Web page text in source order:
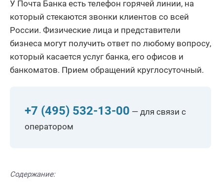
У Почта Банка есть телефон горячей линии, на
который стекаются звонки клиентов со всей
России. Физические лица и представители
бизнеса могут получить ответ по любому вопросу,
который касается услуг банка, его офисов и
банкоматов. Прием обращений круглосуточный.
+7 (495) 532-13-00 — для связи с
оператором
Содержание: